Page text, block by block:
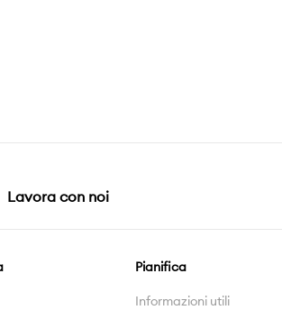
Lavora con noi
Pianifica
Informazioni utili